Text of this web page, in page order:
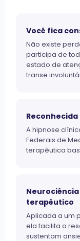
Você fica
Não existe
participa de
estado de
transe
A hipnose
Federais de
terapêutica
terapêutico
Aplicada a um
ela facilita a
sustentam